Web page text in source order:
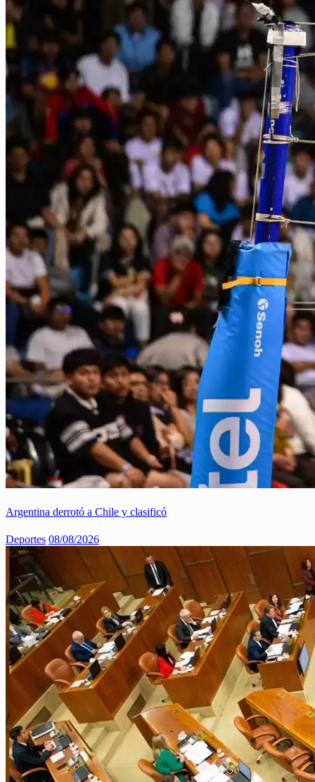
Argentina derrotó a Chile y clasificó
Deportes 08/08/2026